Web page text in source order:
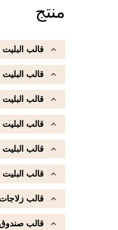
منتج
قالب
قالب
قالب
قالب البليت
قالب البليت
قالب
قالب
قالب صندوق